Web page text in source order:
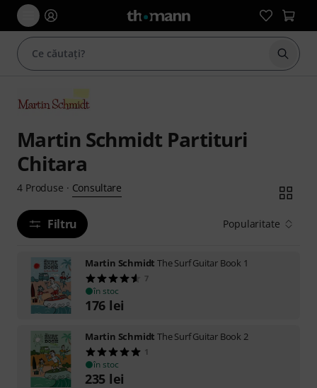
Martin Schmidt Partituri
Chitara
4 Produse · Consultare
Filtru Popularitate
Martin Schmidt The Surf Guitar Book 1
7
în stoc
176 lei
Martin Schmidt The Surf Guitar Book 2
1
în stoc
235 lei